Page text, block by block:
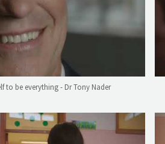
to be everything - Dr Tony Nader